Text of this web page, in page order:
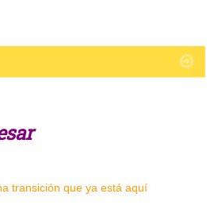
transición que ya está aquí